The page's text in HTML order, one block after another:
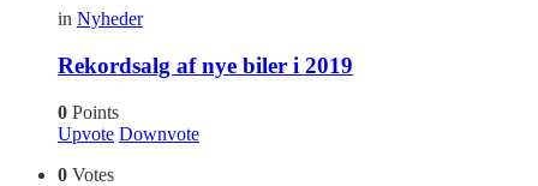
in Nyheder
Rekordsalg af nye biler i 2019
0 Points
Upvote Downvote
0 Votes